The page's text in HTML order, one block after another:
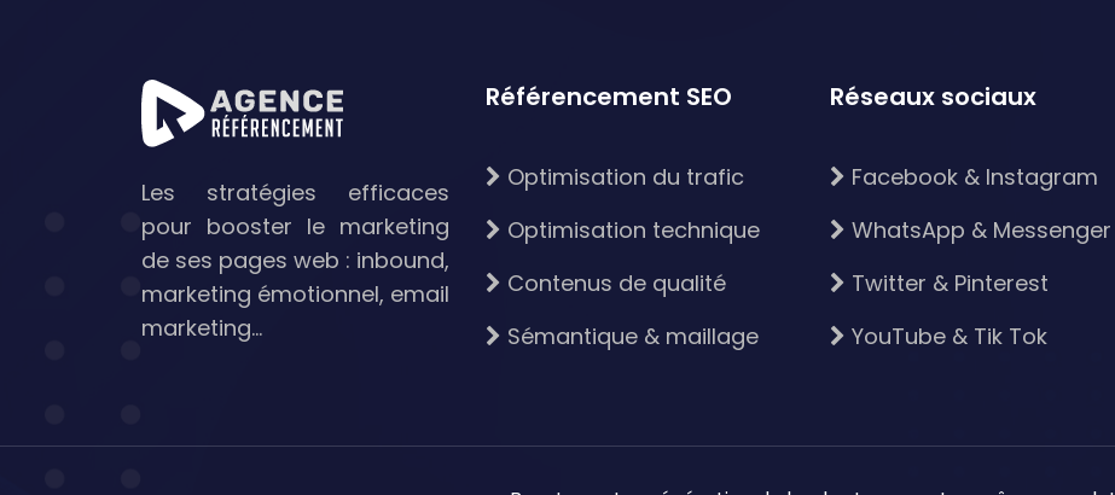
Les stratégies efficaces
pour booster le marketing
de ses pages web : inbound,
marketing émotionnel, email
marketing…
Référencement SEO
Optimisation du trafic
Optimisation technique
Contenus de qualité
Sémantique & maillage
Réseaux sociaux
Facebook & Instagram
WhatsApp & Messenger
Twitter & Pinterest
YouTube & Tik Tok